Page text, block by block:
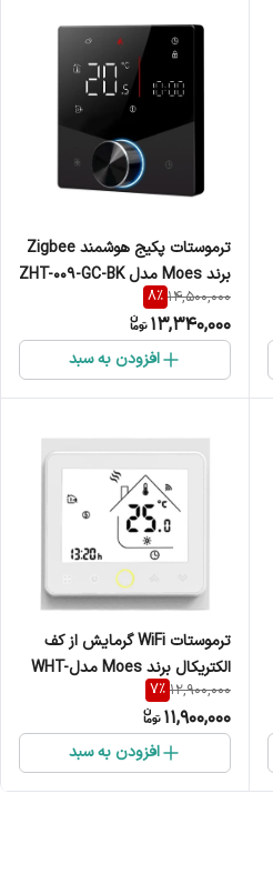
ترموستات پکیج هوشمند Zigbee
برند Moes مدل ZHT-009-GC-BK
14,500,000
8%
13,340,000
افزودن به سبد
ترموستات WiFi گرمایش از کف
الکتریکال برند Moes مدلWHT-
002-GB
12,900,000
7%
11,900,000
افزودن به سبد